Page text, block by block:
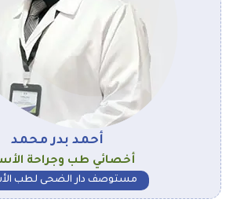
أحمد بدر محمد
أخصائي طب وجراحة
مستوصف دار الضحى لطب